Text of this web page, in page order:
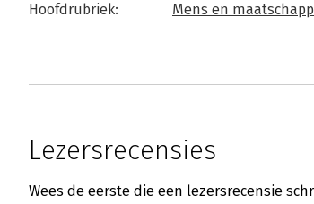
Hoofdrubriek: Mens en
Lezersrecensies
Wees de eerste die een lezersrecensie